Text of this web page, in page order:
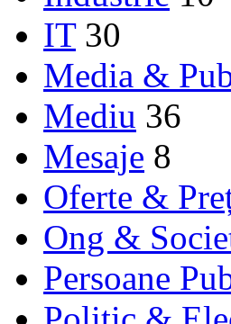
IT 30
Media &
Mediu 36
Mesaje 8
Oferte &
Ong &
Persoane